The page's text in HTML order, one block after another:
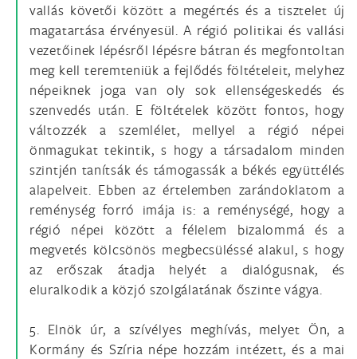
vallás követői között a megértés és a tisztelet új
magatartása érvényesül. A régió politikai és vallási
vezetőinek lépésről lépésre bátran és megfontoltan
meg kell teremteniük a fejlődés föltételeit, melyhez
népeiknek joga van oly sok ellenségeskedés és
szenvedés után. E föltételek között fontos, hogy
változzék a szemlélet, mellyel a régió népei
önmagukat tekintik, s hogy a társadalom minden
szintjén tanítsák és támogassák a békés együttélés
alapelveit. Ebben az értelemben zarándoklatom a
reménység forró imája is: a reménységé, hogy a
régió népei között a félelem bizalommá és a
megvetés kölcsönös megbecsüléssé alakul, s hogy
az erőszak átadja helyét a dialógusnak, és
eluralkodik a közjó szolgálatának őszinte vágya.
5. Elnök úr, a szívélyes meghívás, melyet Ön, a
Kormány és Szíria népe hozzám intézett, és a mai